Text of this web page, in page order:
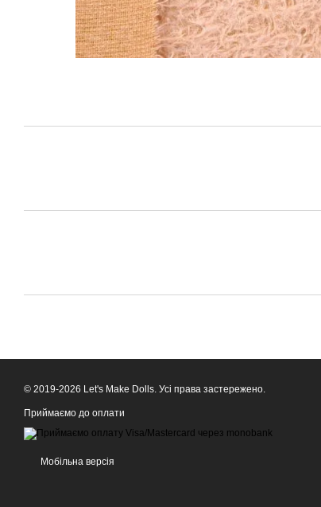
© 2019-2026 Let's Make Dolls. Усі права застережено.
Приймаємо до оплати
Мобільна версія